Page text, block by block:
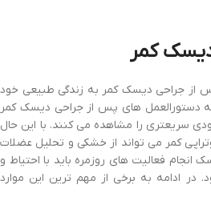
کمر
می توانند 4 هفته پس از جراحی دیسک کمر به زندگی طبیعی خود
به دستورالعمل های پس از جراحی دیسک کمر
سریعتری را مشاهده می کنند. با این حال
کمر می تواند از خشکی و تحلیل عضلات
فعالیت های روزمره باید با احتیاط و
ادامه به برخی از مهم ترین این موارد